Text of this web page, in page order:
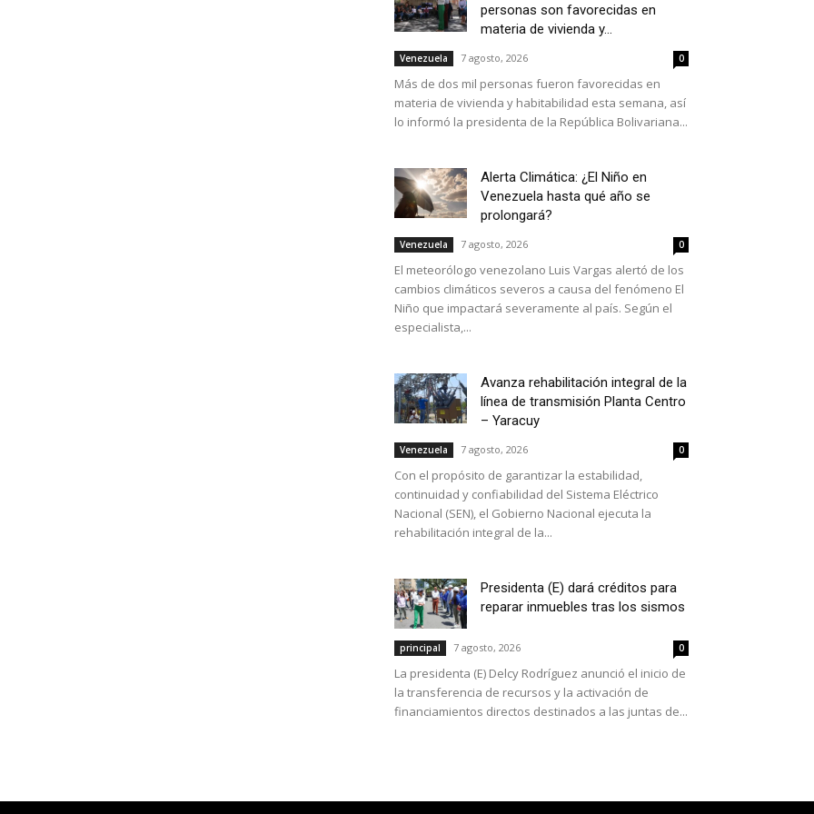
personas son favorecidas en
materia de vivienda y...
Venezuela 7 agosto, 2026 0
Más de dos mil personas fueron favorecidas en
materia de vivienda y habitabilidad esta semana, así
lo informó la presidenta de la República Bolivariana...
Alerta Climática: ¿El Niño en
Venezuela hasta qué año se
prolongará?
Venezuela 7 agosto, 2026 0
El meteorólogo venezolano Luis Vargas alertó de los
cambios climáticos severos a causa del fenómeno El
Niño que impactará severamente al país. Según el
especialista,...
Avanza rehabilitación integral de la
línea de transmisión Planta Centro
– Yaracuy
Venezuela 7 agosto, 2026 0
Con el propósito de garantizar la estabilidad,
continuidad y confiabilidad del Sistema Eléctrico
Nacional (SEN), el Gobierno Nacional ejecuta la
rehabilitación integral de la...
Presidenta (E) dará créditos para
reparar inmuebles tras los sismos
principal 7 agosto, 2026 0
La presidenta (E) Delcy Rodríguez anunció el inicio de
la transferencia de recursos y la activación de
financiamientos directos destinados a las juntas de...